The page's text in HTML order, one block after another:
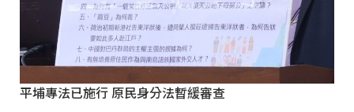
平埔專法已施行 原民身分法暫緩審查